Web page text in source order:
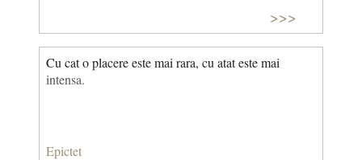
>>>
Cu cat o placere este mai rara, cu atat este mai
intensa.
Epictet